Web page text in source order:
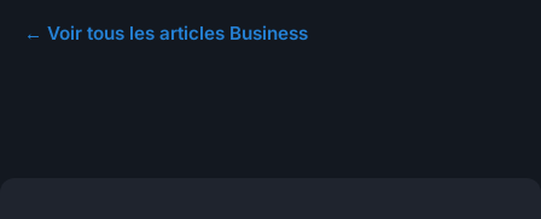
← Voir tous les articles Business